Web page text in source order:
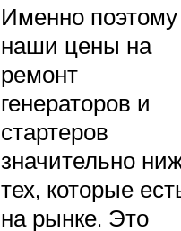
Именно поэтому
наши цены на
ремонт
генераторов и
стартеров
значительно
тех, которые
на рынке. Это